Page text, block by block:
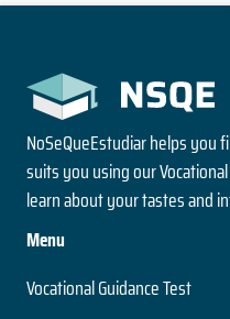
NoSeQueEstudiar helps
suits you using our
learn about your tastes and
Menu
Vocational Guidance Test